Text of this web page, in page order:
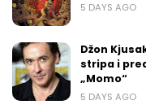
5 DAYS AGO
Džon
stripa i
„Momo“
5 DAYS AGO